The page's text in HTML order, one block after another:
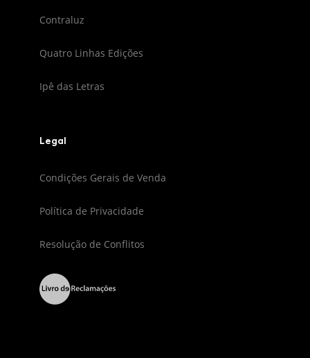
Contraluz
Quatro Linhas Edições
Ipê das Letras
Legal
Condições Gerais de Venda
Política de Privacidade
Resolução de Conflitos